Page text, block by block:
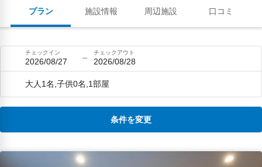
プラン 施設情報 周辺施設 口コミ
チェックイン
2026/08/27
チェックアウト
2026/08/28
大人1名,子供0名,1部屋
条件を変更